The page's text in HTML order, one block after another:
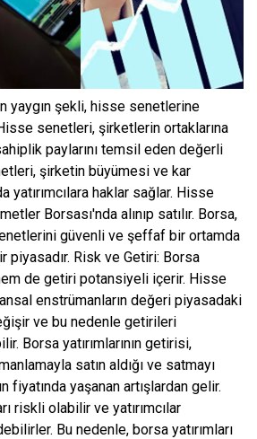
yaygın şekli, hisse senetlerine
Hisse senetleri, şirketlerin ortaklarına
paylarını temsil eden değerli
şirketin büyümesi ve kar
yatırımcılara haklar sağlar. Hisse
Borsası'nda alınıp satılır. Borsa,
güvenli ve şeffaf bir ortamda
piyasadır. Risk ve Getiri: Borsa
de getiri potansiyeli içerir. Hisse
enstrümanların değeri piyasadaki
ve bu nedenle getirileri
Borsa yatırımlarının getirisi,
satın aldığı ve satmayı
fiyatında yaşanan artışlardan gelir.
riskli olabilir ve yatırımcılar
Bu nedenle, borsa yatırımları